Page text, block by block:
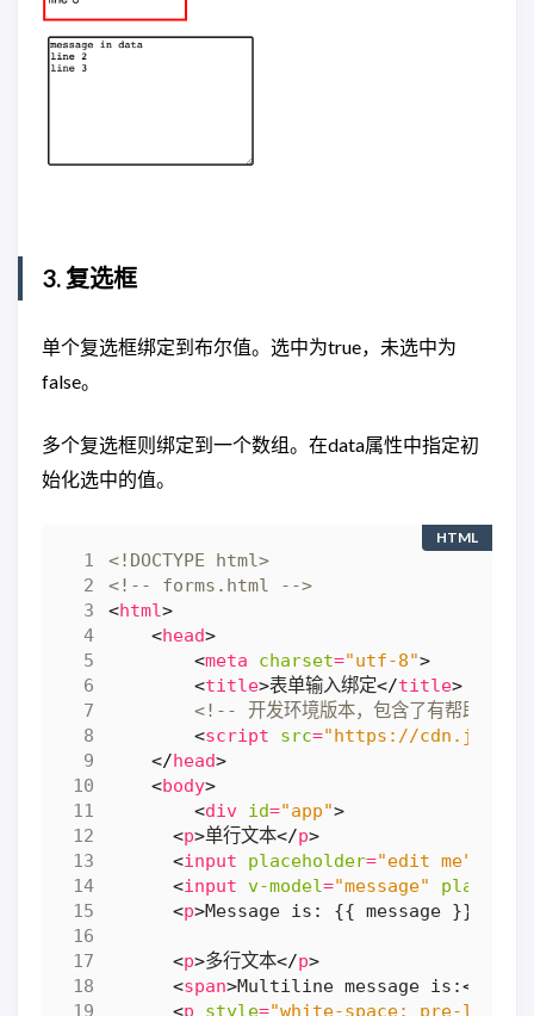
3. 复选框
单个复选框绑定到布尔值。选中为true，未选中为
false。
多个复选框则绑定到一个数组。在data属性中指定初
始化选中的值。
<!DOCTYPE html>
<!-- forms.html -->
<html>
<head>
<meta charset="utf-8">
<title>表单输入绑定</title>
<!-- 开发环境版本，包含了有帮助的命
<script src="https://
</head>
<body>
<div id="app">
<p>单行文本</p>
<input placeholder="edit me"
<input v-model="message"
<p>Message is: {{ message }}
<p>多行文本</p>
<span>Multiline message is:</
<p style="white-space: pre-line;"
HTML